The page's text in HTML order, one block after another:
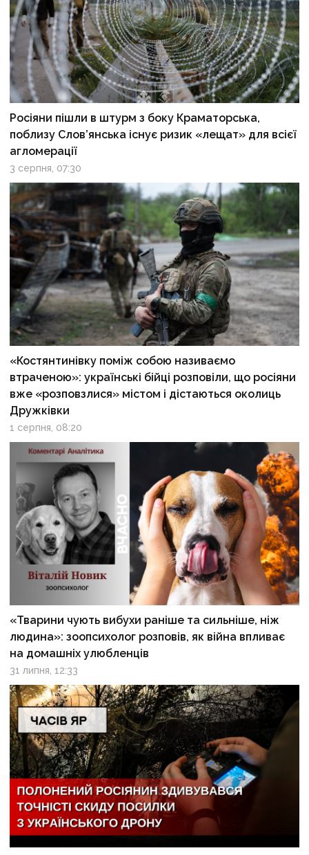
Росіяни пішли в штурм з боку Краматорська,
поблизу Слов’янська існує ризик «лещат» для всієї
агломерації
3 серпня, 07:30
«Костянтинівку поміж собою називаємо
втраченою»: українські бійці розповіли, що росіяни
вже «розповзлися» містом і дістаються околиць
Дружківки
1 серпня, 08:20
«Тварини чують вибухи раніше та сильніше, ніж
людина»: зоопсихолог розповів, як війна впливає
на домашніх улюбленців
31 липня, 12:33